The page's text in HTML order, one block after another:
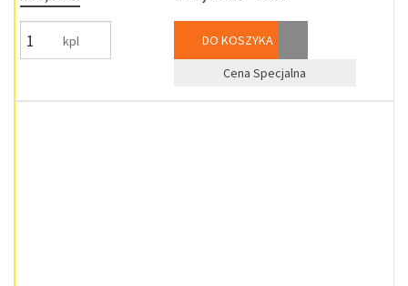
kpl
DO KOSZYKA
Cena Specjalna